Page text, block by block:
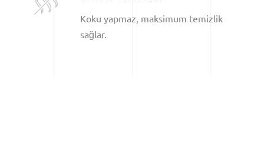
Koku yapmaz, maksimum temizlik
sağlar.